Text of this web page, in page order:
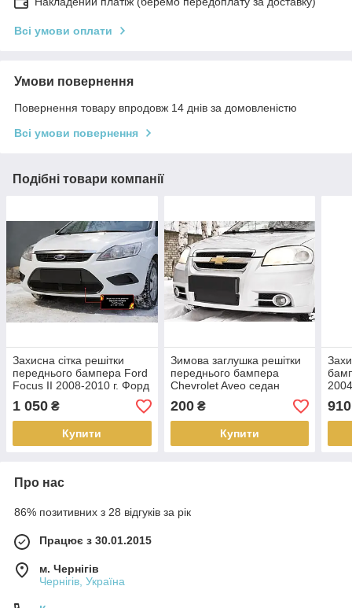
Всі умови оплати
Умови повернення
Повернення товару впродовж 14 днів за домовленістю
Всі умови повернення
Подібні товари компанії
Захисна сітка решітки
переднього бампера Ford
Focus II 2008-2010 г. Форд
Фокус
1 050 ₴
Купити
Зимова заглушка решітки
переднього бампера
Chevrolet Aveo седан
2007-2012 р. в. Шевролет
Авео
200₴
Купити
910
Про нас
86% позитивних з 28 відгуків за рік
Працює з 30.01.2015
м. Чернігів
Чернігів, Україна